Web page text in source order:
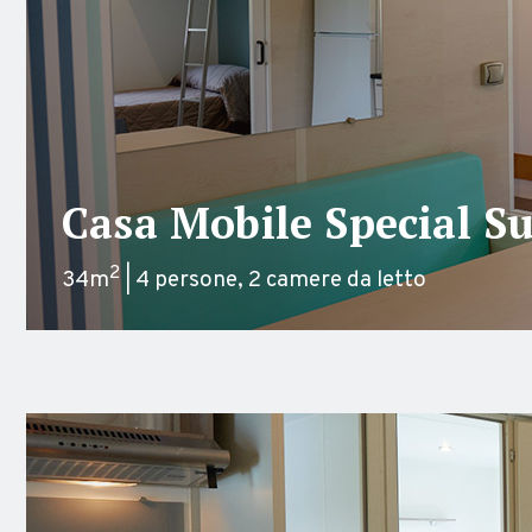
Casa Mobile Special
34m2 | 4 persone, 2 camere da letto